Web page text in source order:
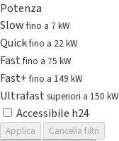
Potenza
Slowfino a 7 kW
Quickfino a 22 kW
Fastfino a 75 kW
Fast+fino a 149 kW
Ultrafast superiori a 150 kW
Accessibile h24
Applica
Cancella filtri